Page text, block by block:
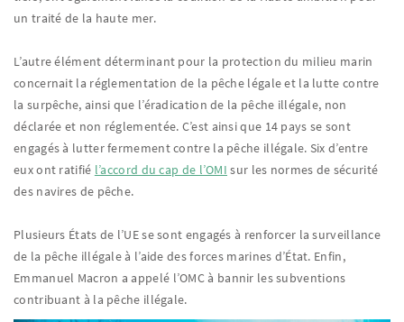
un traité de la haute mer.
L’autre élément déterminant pour la protection du milieu marin
concernait la réglementation de la pêche légale et la lutte contre
la surpêche, ainsi que l’éradication de la pêche illégale, non
déclarée et non réglementée. C’est ainsi que 14 pays se sont
engagés à lutter fermement contre la pêche illégale. Six d’entre
eux ont ratifié l’accord du cap de l’OMI sur les normes de sécurité
des navires de pêche.
Plusieurs États de l’UE se sont engagés à renforcer la surveillance
de la pêche illégale à l’aide des forces marines d’État. Enfin,
Emmanuel Macron a appelé l’OMC à bannir les subventions
contribuant à la pêche illégale.